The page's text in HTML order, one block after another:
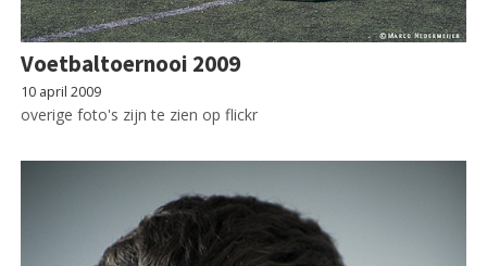
Voetbaltoernooi 2009
10 april 2009
overige foto's zijn te zien op flickr